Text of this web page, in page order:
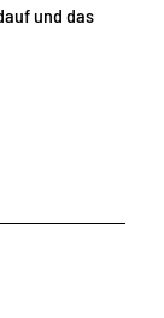
und das